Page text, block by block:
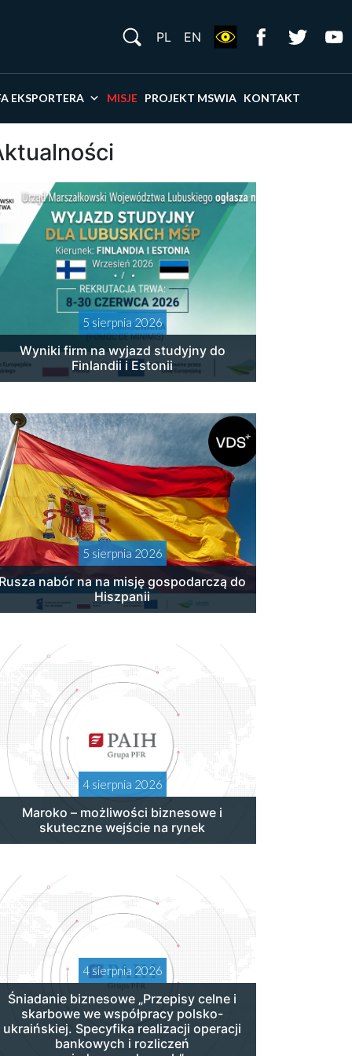
EKSPORTERA MISJE PROJEKT MSWIA KONTAKT
PL EN
5 sierpnia 2026
Wyniki firm na wyjazd studyjny do
Finlandii i Estonii
5 sierpnia 2026
nabór na na misję gospodarczą do
Hiszpanii
4 sierpnia 2026
Maroko – możliwości biznesowe i
skuteczne wejście na rynek
4 sierpnia 2026
Śniadanie biznesowe „Przepisy celne i
skarbowe we współpracy polsko-
ukraińskiej. Specyfika realizacji operacji
bankowych i rozliczeń